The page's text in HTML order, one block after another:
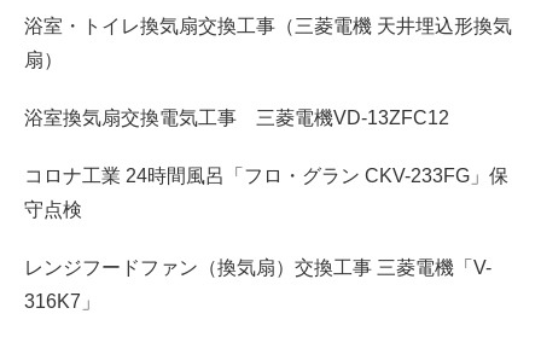
浴室・トイレ換気扇交換工事（三菱電機 天井埋込形換気
扇）
浴室換気扇交換電気工事 三菱電機VD-13ZFC12
コロナ工業 24時間風呂「フロ・グラン CKV-233FG」保
守点検
レンジフードファン（換気扇）交換工事 三菱電機「V-
316K7」